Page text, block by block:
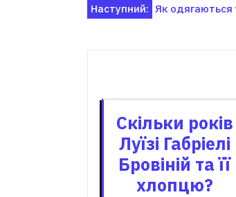
Навігація
Наступний: Як одягаються
Скільки років
Луїзі Габріелі
Бровіній та її
хлопцю?